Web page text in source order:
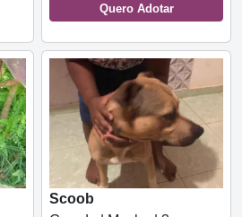
Quero Adotar
Scoob